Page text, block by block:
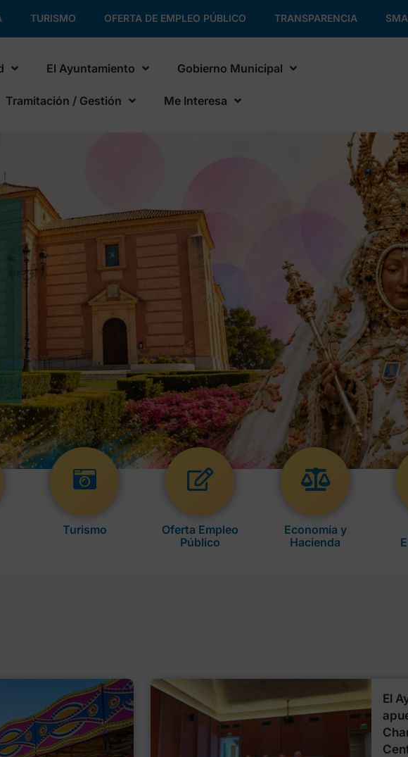
TURISMO OFERTA DE EMPLEO PÚBLICO TRANSPARENCIA
El Ayuntamiento Gobierno Municipal
Tramitación / Gestión Me Interesa
Turismo
Oferta Empleo
Público
Economía y
Hacienda
El